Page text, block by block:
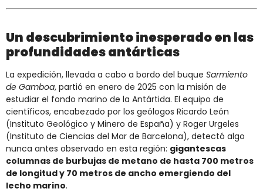
Un descubrimiento inesperado en las
profundidades antárticas
La expedición, llevada a cabo a bordo del buque Sarmiento
de Gamboa, partió en enero de 2025 con la misión de
estudiar el fondo marino de la Antártida. El equipo de
científicos, encabezado por los geólogos Ricardo León
(Instituto Geológico y Minero de España) y Roger Urgeles
(Instituto de Ciencias del Mar de Barcelona), detectó algo
nunca antes observado en esta región: gigantescas
columnas de burbujas de metano de hasta 700 metros
de longitud y 70 metros de ancho emergiendo del
lecho marino.